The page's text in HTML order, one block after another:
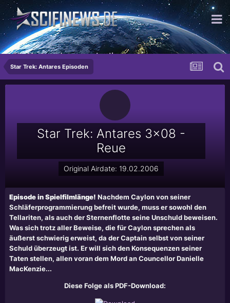
The Meatpeople you can trust!
Star Trek: Antares Episoden
Star Trek: Antares 3x08 -
Reue
Original Airdate: 19.02.2006
Episode in Spielfilmlänge! Nachdem Caylon von seiner
Schläferprogrammierung befreit wurde, muss er sowohl den
Tellariten, als auch der Sternenflotte seine Unschuld beweisen.
Was sich trotz aller Beweise, die für Caylon sprechen als
äußerst schwierig erweist, da der Captain selbst von seiner
Schuld überzeugt ist. Er will sich den Konsequenzen seiner
Taten stellen, allen voran dem Mord an Councellor Danielle
MacKenzie...
Diese Folge als PDF-Download: